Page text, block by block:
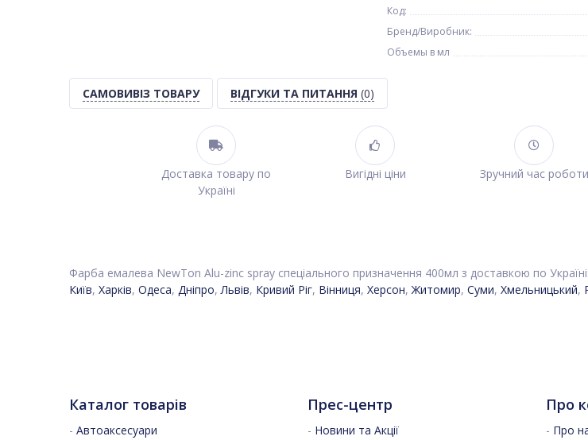
Код:
Бренд/Виробник:
Объемы в мл
САМОВИВІЗ ТОВАРУ ВІДГУКИ ТА ПИТАННЯ (0)
Доставка товару по
Україні
Вигідні ціни Зручний час роботи
Фарба емалева NewTon Alu-zinc spray спеціального призначення 400мл з доставкою по Україні:
Київ, Харків, Одеса, Дніпро,Львів, Кривий Ріг, Вінниця, Херсон,Житомир, Суми, Хмельницький,
Каталог товарів
- Автоаксесуари
Прес-центр
- Новини та Акції
Про
- Про